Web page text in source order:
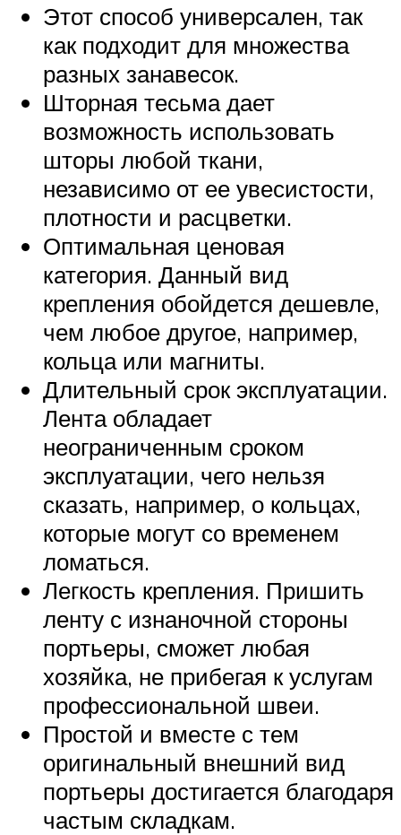
Этот способ универсален, так
как подходит для множества
разных занавесок.
Шторная тесьма дает
возможность использовать
шторы любой ткани,
независимо от ее увесистости,
плотности и расцветки.
Оптимальная ценовая
категория. Данный вид
крепления обойдется дешевле,
чем любое другое, например,
кольца или магниты.
Длительный срок эксплуатации.
Лента обладает
неограниченным сроком
эксплуатации, чего нельзя
сказать, например, о кольцах,
которые могут со временем
ломаться.
Легкость крепления. Пришить
ленту с изнаночной стороны
портьеры, сможет любая
хозяйка, не прибегая к услугам
профессиональной швеи.
Простой и вместе с тем
оригинальный внешний вид
портьеры достигается благодаря
частым складкам.